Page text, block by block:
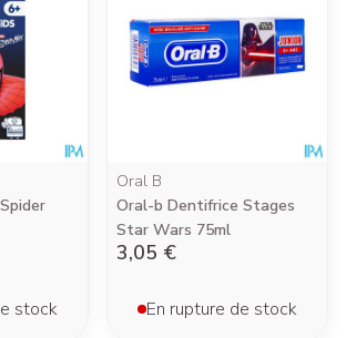
stock
Oral B
Oral-b Dentifrice Stages
Star Wars 75ml
3,05 €
En rupture de stock